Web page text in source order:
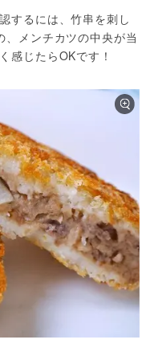
するには、竹串を刺し
メンチカツの中央が当
感じたらOKです！